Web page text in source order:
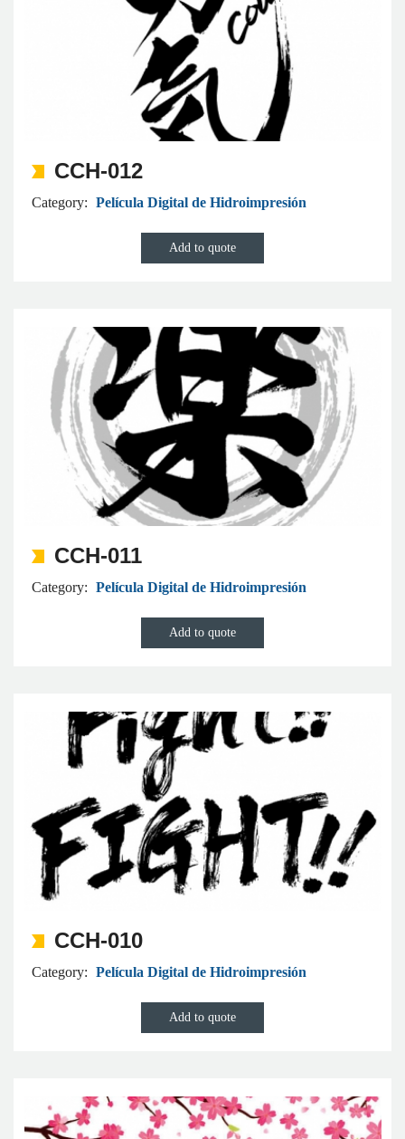
CCH-012
Category: Película Digital de Hidroimpresión
CCH-011
Category: Película Digital de Hidroimpresión
CCH-010
Category: Película Digital de Hidroimpresión